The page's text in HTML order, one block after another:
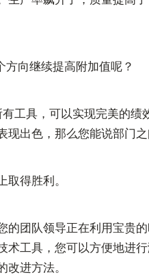
方向继续提高附加值呢？
工具，可以实现完美的绩
出色，那么您能说部门
得胜利。
团队领导正在利用宝贵
术工具，您可以方便地进
进方法。